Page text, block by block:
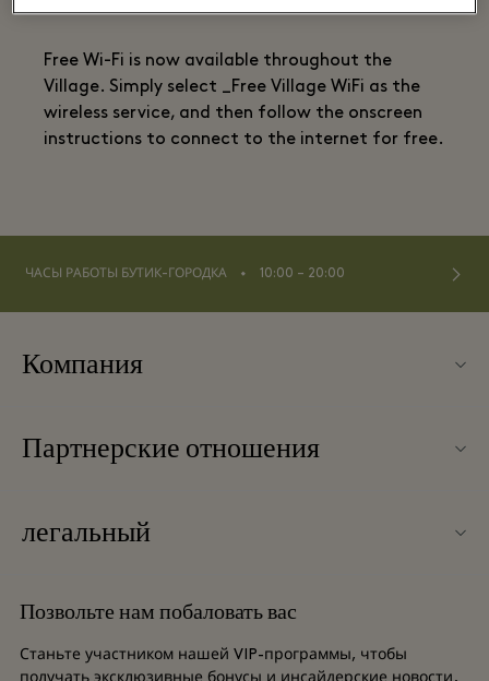
Free Wi-Fi is now available throughout the
Village. Simply select _Free Village WiFi as the
wireless service, and then follow the onscreen
instructions to connect to the internet for free.
ЧАСЫ РАБОТЫ БУТИК-ГОРОДКА ⬩ 10:00 – 20:00
Компания
Часто задаваемые вопросы
Контакты
Вакансии
Партнерские отношения
Стать партнером
легальный
Условия и положения для привилегированного участника
Позвольте нам побаловать вас
Станьте участником нашей VIP-программы, чтобы